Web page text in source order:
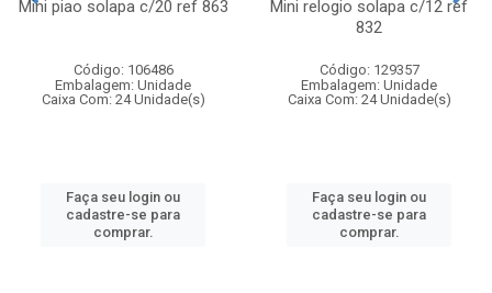
Mini piao solapa c/20 ref 863
Código: 106486
Embalagem: Unidade
Caixa Com: 24 Unidade(s)
Faça seu login ou
cadastre-se para
comprar.
Mini relogio solapa c/12 ref
832
Código: 129357
Embalagem: Unidade
Caixa Com: 24 Unidade(s)
Faça seu login ou
cadastre-se para
comprar.